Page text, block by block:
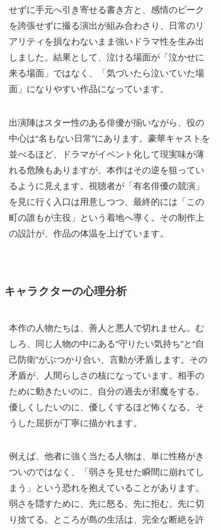
せずに手元へ引き寄せる書き方と、感情のピーク
を誇張せずに撮る演出が組み合わさり、日常のリ
アリティを損なわないまま強いドラマ性を生み出
しました。結果として、泣ける場面が「泣かせに
来る場面」ではなく、「気づいたら泣いていた場
面」になりやすい作品になっています。
出演陣はスター性のある俳優が揃いながら、役の
中心は“名もない日常”にあります。豪華キャストを
並べるほど、ドラマがイベント化して現実味が薄
れる危険もありますが、本作はその逆を狙ってい
るように見えます。視聴者が「有名俳優の競演」
を見に行く入口は用意しつつ、最終的には「この
町の誰もが主役」という着地へ導く。その制作上
の設計が、作品の体温を上げています。
キャラクターの心理分析
本作の人物たちは、善人と悪人で切れません。む
しろ、同じ人物の中にある“守りたい気持ち”と“自
己防衛”がぶつかり合い、言動が矛盾します。その
矛盾が、人間らしさの核になっています。相手の
ために動きたいのに、自分の過去が邪魔をする。
優しくしたいのに、優しくするほど怖くなる。そ
うした屈折が丁寧に描かれます。
例えば、他者に強く当たる人物は、単に性格がき
ついのではなく、「弱さを見せた瞬間に崩れてし
まう」という恐れを抱えていることがあります。
弱さを隠すために、先に怒る。先に拒む。先に切
り捨てる。ところが島の生活は、完全な断絶を許